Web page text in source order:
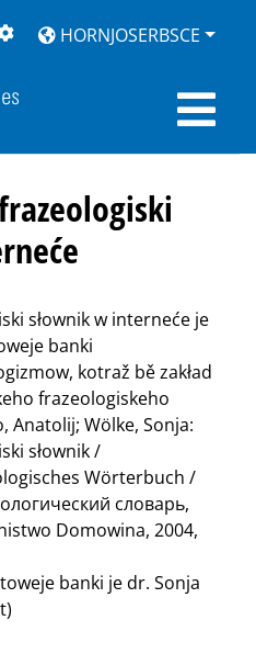
ZWOBRAZNJENJE
HORNJOSERBSCE
słownik w interneće je
banki
kotraž bě zakład
frazeologiskeho
Anatolij; Wölke, Sonja:
słownik /
Wörterbuch /
словарь,
Domowina, 2004,
banki je dr. Sonja